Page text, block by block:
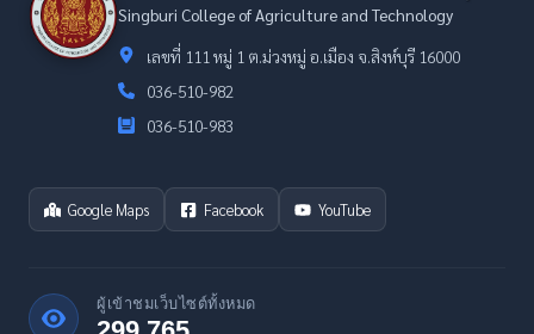
Singburi College of Agriculture and Technology
เลขที่ 111 หมู่ 1 ต.ม่วงหมู่ อ.เมือง จ.สิงห์บุรี 16000
036-510-982
036-510-983
Google Maps Facebook YouTube
ผู้เข้าชมเว็บไซต์ทั้งหมด